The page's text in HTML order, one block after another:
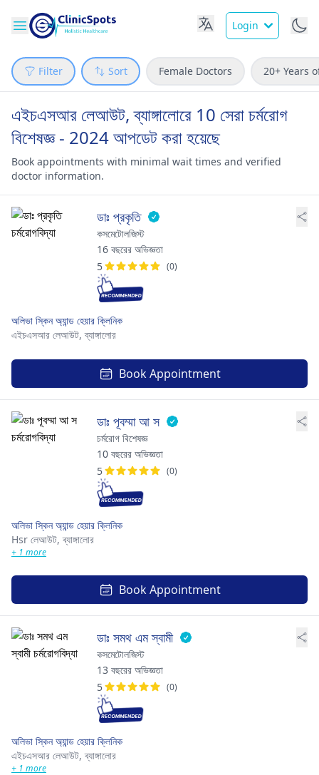
Login
Filter Sort Female Doctors 20+ Years
এইচএসআর লেআউট, ব্যাঙ্গালোরে 10 সেরা চর্মরোগ
বিশেষজ্ঞ - 2024 আপডেট করা হয়েছে
Book appointments with minimal wait times and verified
doctor information.
ডাঃ প্রকৃতি
কসমেটোলজিস্ট
16 বছরের অভিজ্ঞতা
5
(0)
অলিভা স্কিন অ্যান্ড হেয়ার ক্লিনিক
এইচএসআর লেআউট,ব্যাঙ্গালোর
Book Appointment
ডাঃ পূবম্মা আ স
চর্মরোগ বিশেষজ্ঞ
10 বছরের অভিজ্ঞতা
5
(0)
অলিভা স্কিন অ্যান্ড হেয়ার ক্লিনিক
Hsr লেআউট,ব্যাঙ্গালোর
+ 1 more
Book Appointment
ডাঃ সমথ এম স্বামী
কসমেটোলজিস্ট
13 বছরের অভিজ্ঞতা
5
(0)
অলিভা স্কিন অ্যান্ড হেয়ার ক্লিনিক
এইচএসআর লেআউট,ব্যাঙ্গালোর
+ 1 more